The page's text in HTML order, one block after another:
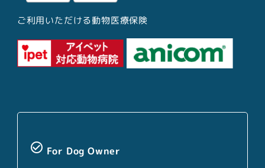
ご利用いただける動物医療保険
check_circle_outline For Dog Owner